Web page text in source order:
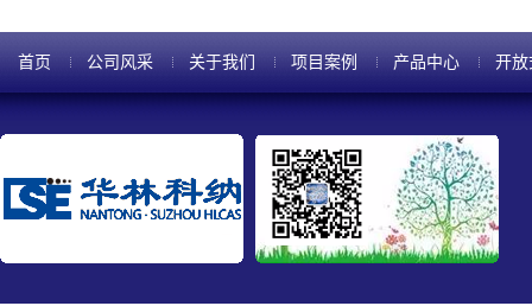
首页 公司风采 关于我们 项目案例 产品中心 开放